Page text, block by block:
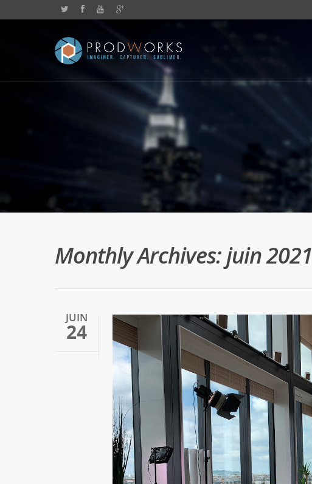
Monthly Archives: juin 2021
JUIN
24